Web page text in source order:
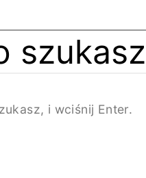
i wciśnij Enter.